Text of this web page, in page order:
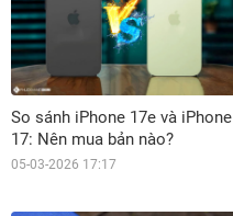
So sánh iPhone 17e và iPhone
17: Nên mua bản nào?
05-03-2026 17:17